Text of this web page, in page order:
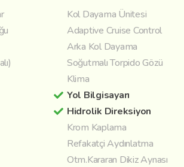
Kol Dayama Ünitesi
Adaptive Cruise Control
Arka Kol Dayama
Soğutmalı Torpido Gözü
Klima
Yol Bilgisayarı
Hidrolik Direksiyon
Krom Kaplama
Refakatçi Aydınlatma
Otm.Kararan Dikiz Aynası